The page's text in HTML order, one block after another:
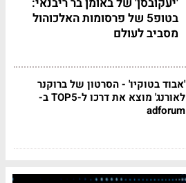
בטופ5 של פרסומות האלכוהול
מסביב לעולם
'אבוד בטוקיו' - הסרטון של ברוקנר
לאורנג' מוצא את דרכו ל-TOP5 ב-
adforum